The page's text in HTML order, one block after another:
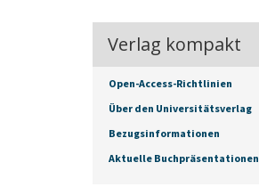
Verlag kompakt
Open-Access-Richtlinien
Über den Universitätsverlag
Bezugsinformationen
Aktuelle Buchpräsentationen